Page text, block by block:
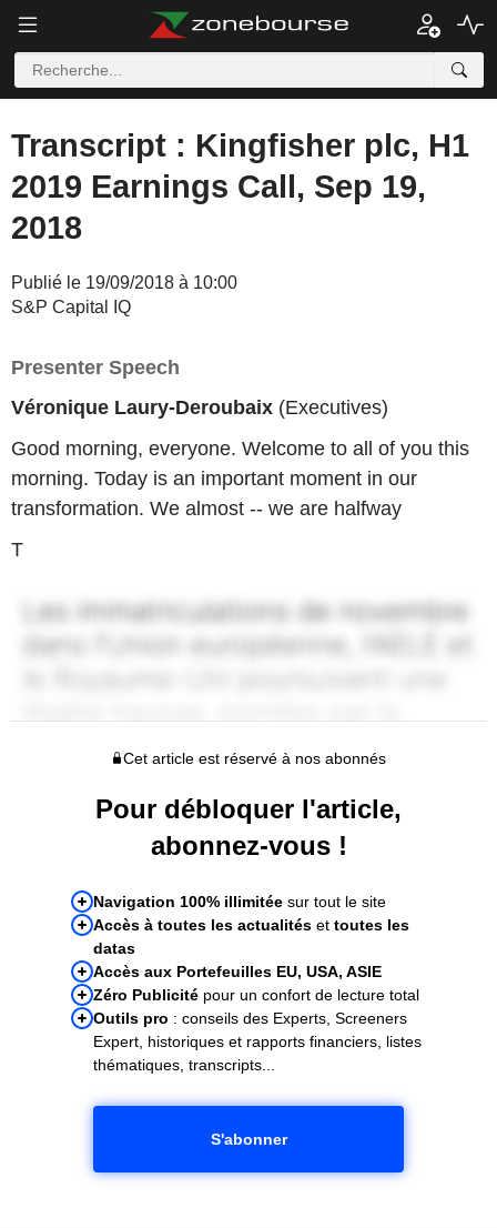
Transcript : Kingfisher plc, H1
2019 Earnings Call, Sep 19,
2018
Publié le 19/09/2018 à 10:00
S&P Capital IQ
Presenter Speech
Véronique Laury-Deroubaix (Executives)
Good morning, everyone. Welcome to all of you this
morning. Today is an important moment in our
transformation. We almost -- we are halfway
T
Cet article est réservé à nos abonnés
Pour débloquer l'article,
abonnez-vous !
Navigation 100% illimitée sur tout le site
Accès à toutes les actualités et toutes les
datas
Accès aux Portefeuilles EU, USA, ASIE
Zéro Publicité pour un confort de lecture total
Outils pro : conseils des Experts, Screeners
Expert, historiques et rapports financiers, listes
thématiques, transcripts...
S'abonner